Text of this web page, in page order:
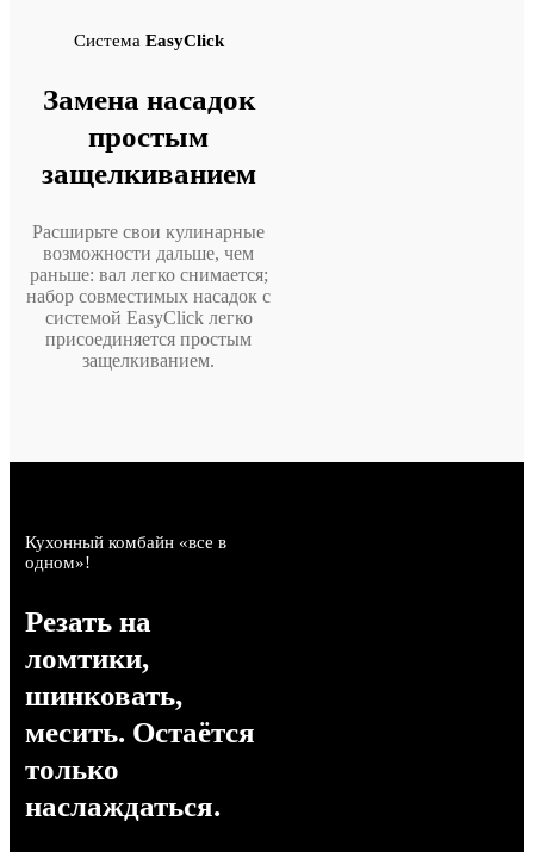
Система EasyClick
Замена насадок
простым
защелкиванием
Расширьте свои кулинарные
возможности дальше, чем
раньше: вал легко снимается;
набор совместимых насадок с
системой EasyClick легко
присоединяется простым
защелкиванием.
Кухонный комбайн «все в
одном»!
Резать на
ломтики,
шинковать,
месить. Остаётся
только
наслаждаться.